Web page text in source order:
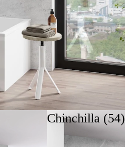
Chinchilla (54)